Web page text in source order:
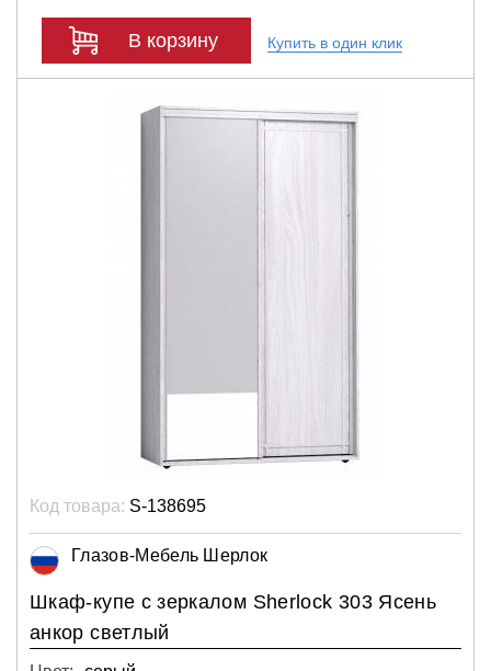
В корзину Купить в один клик
Код товара: S-138695
Глазов-Мебель Шерлок
Шкаф-купе с зеркалом Sherlock 303 Ясень
анкор светлый